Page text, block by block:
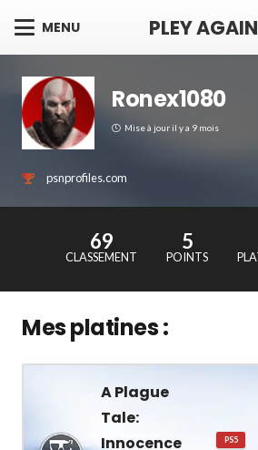
MENU PLEY AGAIN
Ronex1080
Mise à jouril y a 9 mois
psnprofiles.com
69
CLASSEMENT
5
POINTS
Mes platines :
A Plague
Tale:
Innocence
PS5